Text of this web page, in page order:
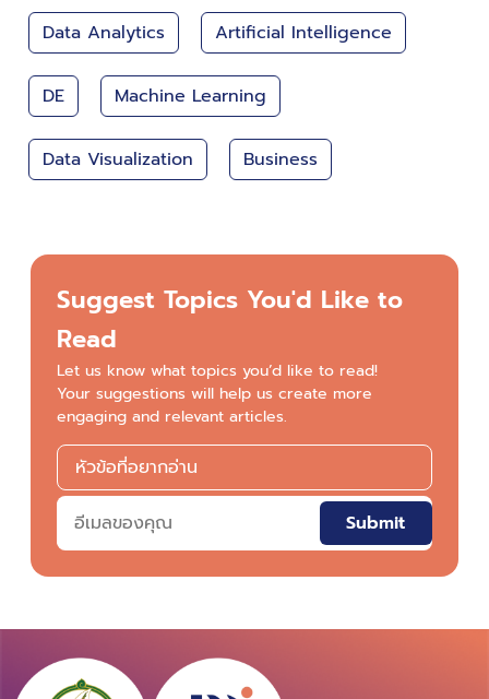
Data Analytics Artificial Intelligence
DE Machine Learning
Data Visualization Business
Suggest Topics You'd Like to
Read
Let us know what topics you’d like to read!
Your suggestions will help us create more
engaging and relevant articles.
Submit